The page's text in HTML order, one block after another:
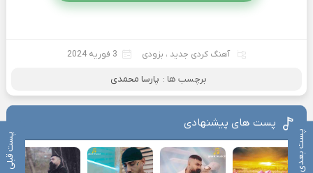
پست بعدی پست قبلی
آهنگ کردی جدید ، بزودی 3 فوریه 2024
برچسب ها : پارسا محمدی
پست های پیشنهادی